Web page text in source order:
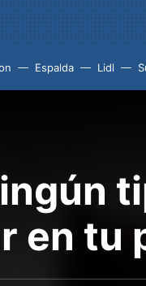
Espalda Lidl
en tu